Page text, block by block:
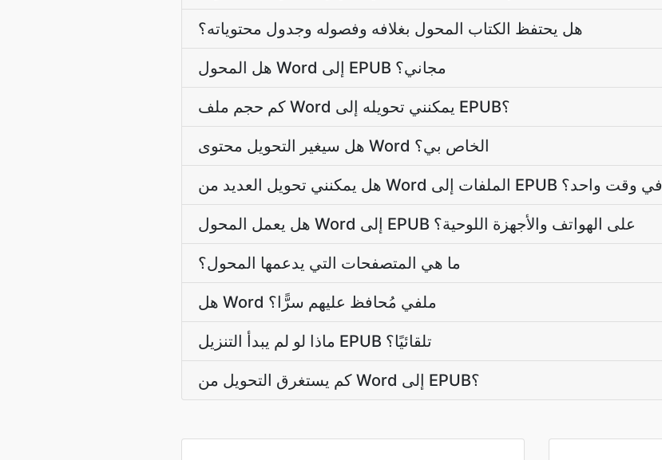
هل يحتفظ الكتاب المحول بغلافه وفصوله وجدول محتوياته؟
هل المحول Word إلى EPUB مجاني؟
كم حجم ملف Word يمكنني تحويله إلى EPUB؟
هل سيغير التحويل محتوى Word الخاص بي؟
هل يمكنني تحويل العديد من Word الملفات إلى EPUB في وقت واحد؟
هل يعمل المحول Word إلى EPUB على الهواتف والأجهزة اللوحية؟
ما هي المتصفحات التي يدعمها المحول؟
هل Word ملفي مُحافظ عليهم سرًّا؟
ماذا لو لم يبدأ التنزيل EPUB تلقائيًا؟
كم يستغرق التحويل من Word إلى EPUB؟